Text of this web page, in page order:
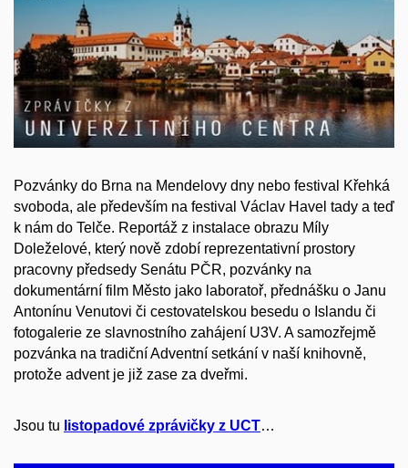
Pozvánky do Brna na Mendelovy dny nebo festival Křehká
svoboda, ale především na festival Václav Havel tady a teď
k nám do Telče. Reportáž z instalace obrazu Míly
Doleželové, který nově zdobí reprezentativní prostory
pracovny předsedy Senátu PČR, pozvánky na
dokumentární film Město jako laboratoř, přednášku o Janu
Antonínu Venutovi či cestovatelskou besedu o Islandu či
fotogalerie ze slavnostního zahájení U3V. A samozřejmě
pozvánka na tradiční Adventní setkání v naší knihovně,
protože advent je již zase za dveřmi.
Jsou tu listopadové zprávičky z UCT…